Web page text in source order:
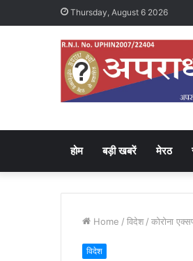
Thursday, August 6 2026
होम बड़ी खबरें मेरठ
Home / विदेश / कोरोना
विदेश